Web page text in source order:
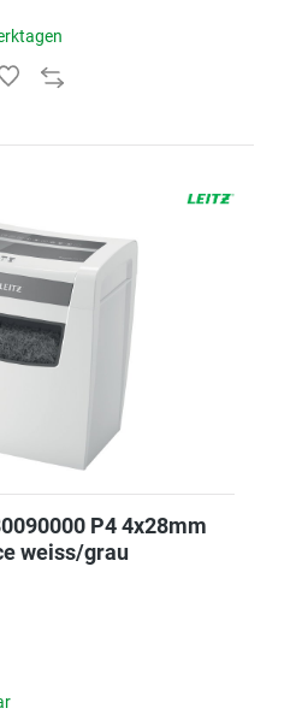
P4 4x28mm
weiss/grau